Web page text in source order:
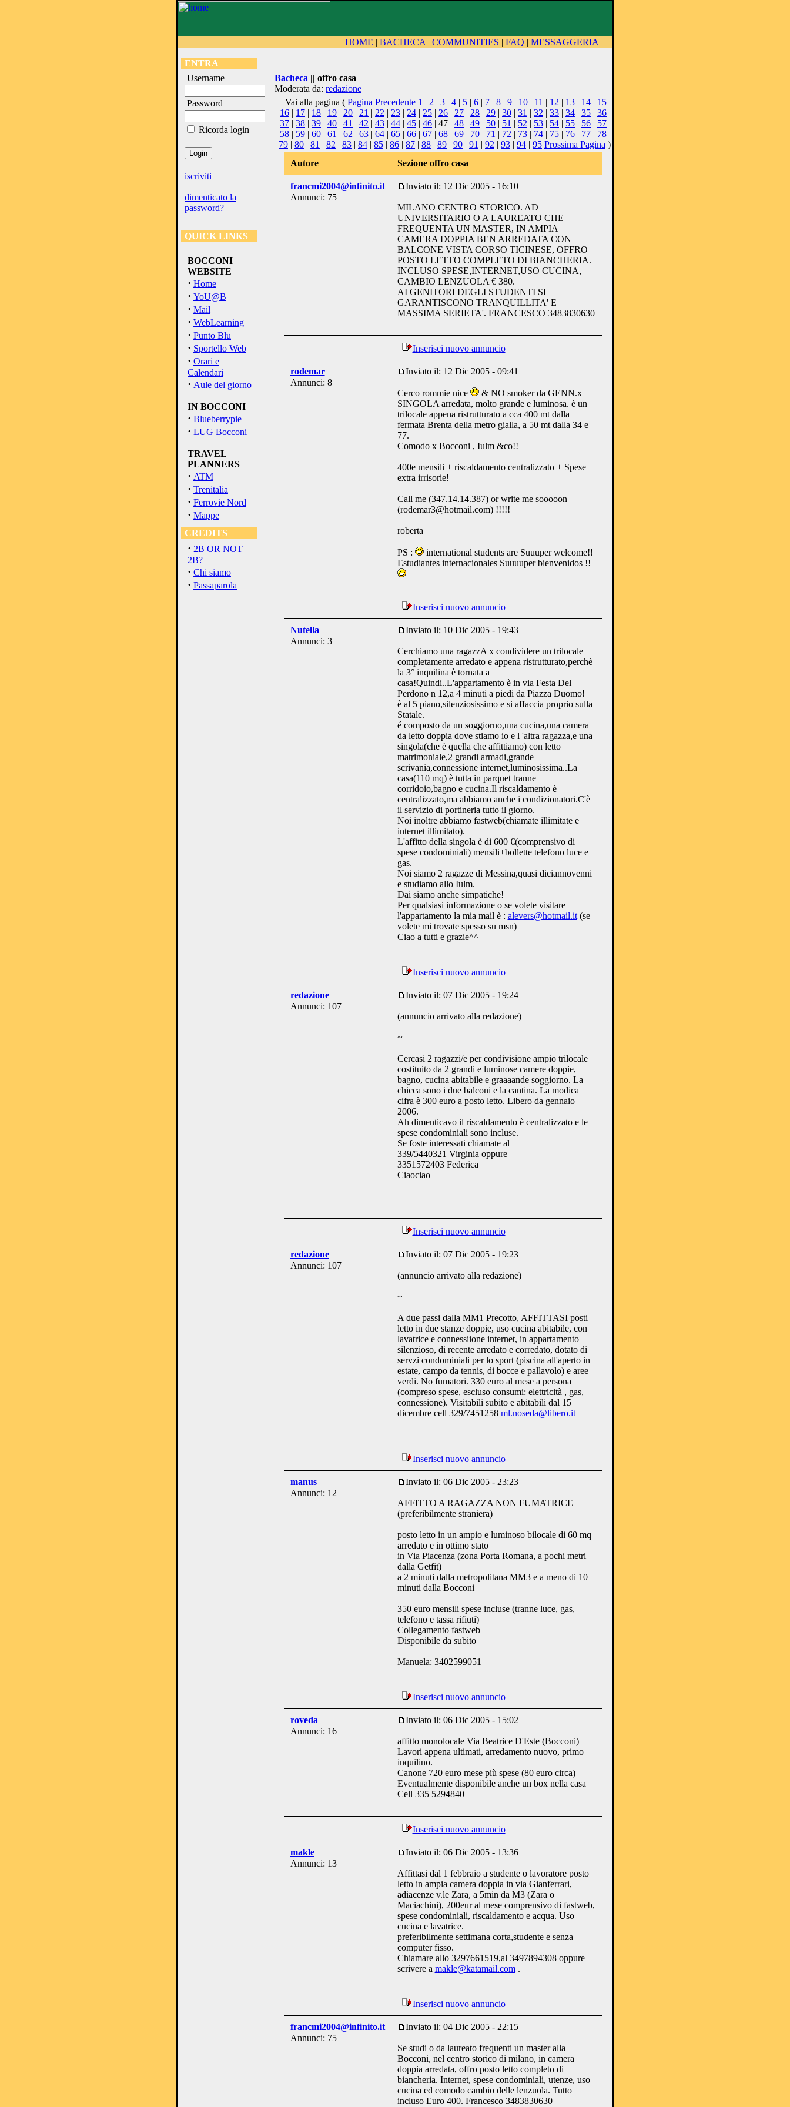
HOME | BACHECA | COMMUNITIES | FAQ | MESSAGGERIA
ENTRA
Username
Password
Ricorda login
iscriviti
dimenticato la
password?
QUICK LINKS
BOCCONI
WEBSITE
· Home
· YoU@B
· Mail
· WebLearning
· Punto Blu
· Sportello Web
· Orari e
Calendari
· Aule del giorno
IN BOCCONI
· Blueberrypie
· LUG Bocconi
TRAVEL
PLANNERS
· ATM
· Trenitalia
· Ferrovie Nord
· Mappe
CREDITS
· 2B OR NOT
2B?
· Chi siamo
· Passaparola
Bacheca || offro casa
Moderata da: redazione
Vai alla pagina ( Pagina Precedente 1 | 2 | 3 | 4 | 5 | 6 | 7 | 8 | 9 | 10 | 11 | 12 | 13 | 14 | 15 |
16 | 17 | 18 | 19 | 20 | 21 | 22 | 23 | 24 | 25 | 26 | 27 | 28 | 29 | 30 | 31 | 32 | 33 | 34 | 35 | 36 |
37 | 38 | 39 | 40 | 41 | 42 | 43 | 44 | 45 | 46 | 47 | 48 | 49 | 50 | 51 | 52 | 53 | 54 | 55 | 56 | 57 |
58 | 59 | 60 | 61 | 62 | 63 | 64 | 65 | 66 | 67 | 68 | 69 | 70 | 71 | 72 | 73 | 74 | 75 | 76 | 77 | 78 |
79 | 80 | 81 | 82 | 83 | 84 | 85 | 86 | 87 | 88 | 89 | 90 | 91 | 92 | 93 | 94 | 95 Prossima Pagina )
Autore
Sezione offro casa
francmi2004@infinito.it
Annunci: 75
Inviato il: 12 Dic 2005 - 16:10
MILANO CENTRO STORICO. AD
UNIVERSITARIO O A LAUREATO CHE
FREQUENTA UN MASTER, IN AMPIA
CAMERA DOPPIA BEN ARREDATA CON
BALCONE VISTA CORSO TICINESE, OFFRO
POSTO LETTO COMPLETO DI BIANCHERIA.
INCLUSO SPESE,INTERNET,USO CUCINA,
CAMBIO LENZUOLA € 380.
AI GENITORI DEGLI STUDENTI SI
GARANTISCONO TRANQUILLITA' E
MASSIMA SERIETA'. FRANCESCO 3483830630
Inserisci nuovo annuncio
rodemar
Annunci: 8
Inviato il: 12 Dic 2005 - 09:41
Cerco rommie nice
& NO smoker da GENN.x
SINGOLA arredata, molto grande e luminosa. è un
trilocale appena ristrutturato a cca 400 mt dalla
fermata Brenta della metro gialla, a 50 mt dalla 34 e
77.
Comodo x Bocconi , Iulm &co!!
400e mensili + riscaldamento centralizzato + Spese
extra irrisorie!
Call me (347.14.14.387) or write me sooooon
(rodemar3@hotmail.com) !!!!!
roberta
PS :
international students are Suuuper welcome!!
Estudiantes internacionales Suuuuper bienvenidos !!
Inserisci nuovo annuncio
Nutella
Annunci: 3
Inviato il: 10 Dic 2005 - 19:43
Cerchiamo una ragazzA x condividere un trilocale
completamente arredato e appena ristrutturato,perchè
la 3° inquilina è tornata a
casa!Quindi..L'appartamento è in via Festa Del
Perdono n 12,a 4 minuti a piedi da Piazza Duomo!
è al 5 piano,silenziosissimo e si affaccia proprio sulla
Statale.
é composto da un soggiorno,una cucina,una camera
da letto doppia dove stiamo io e l 'altra ragazza,e una
singola(che è quella che affittiamo) con letto
matrimoniale,2 grandi armadi,grande
scrivania,connessione internet,luminosissima..La
casa(110 mq) è tutta in parquet tranne
corridoio,bagno e cucina.Il riscaldamento è
centralizzato,ma abbiamo anche i condizionatori.C'è
il servizio di portineria tutto il giorno.
Noi inoltre abbiamo fastweb(chiamate illimitate e
internet illimitato).
L'affitto della singola è di 600 €(comprensivo di
spese condominiali) mensili+bollette telefono luce e
gas.
Noi siamo 2 ragazze di Messina,quasi diciannovenni
e studiamo allo Iulm.
Dai siamo anche simpatiche!
Per qualsiasi informazione o se volete visitare
l'appartamento la mia mail è : alevers@hotmail.it(se
volete mi trovate spesso su msn)
Ciao a tutti e grazie^^
Inserisci nuovo annuncio
redazione
Annunci: 107
Inviato il: 07 Dic 2005 - 19:24
(annuncio arrivato alla redazione)
~
Cercasi 2 ragazzi/e per condivisione ampio trilocale
costituito da 2 grandi e luminose camere doppie,
bagno, cucina abitabile e graaaande soggiorno. La
chicca sono i due balconi e la cantina. La modica
cifra è 300 euro a posto letto. Libero da gennaio
2006.
Ah dimenticavo il riscaldamento è centralizzato e le
spese condominiali sono incluse.
Se foste interessati chiamate al
339/5440321 Virginia oppure
3351572403 Federica
Ciaociao
Inserisci nuovo annuncio
redazione
Annunci: 107
Inviato il: 07 Dic 2005 - 19:23
(annuncio arrivato alla redazione)
~
A due passi dalla MM1 Precotto, AFFITTASI posti
letto in due stanze doppie, uso cucina abitabile, con
lavatrice e connessiione internet, in appartamento
silenzioso, di recente arredato e corredato, dotato di
servzi condominiali per lo sport (piscina all'aperto in
estate, campo da tennis, di bocce e pallavolo) e aree
verdi. No fumatori. 330 euro al mese a persona
(compreso spese, escluso consumi: elettricità , gas,
connessione). Visitabili subito e abitabili dal 15
dicembre cell 329/7451258 ml.noseda@libero.it
Inserisci nuovo annuncio
manus
Annunci: 12
Inviato il: 06 Dic 2005 - 23:23
AFFITTO A RAGAZZA NON FUMATRICE
(preferibilmente straniera)
posto letto in un ampio e luminoso bilocale di 60 mq
arredato e in ottimo stato
in Via Piacenza (zona Porta Romana, a pochi metri
dalla Getfit)
a 2 minuti dalla metropolitana MM3 e a meno di 10
minuti dalla Bocconi
350 euro mensili spese incluse (tranne luce, gas,
telefono e tassa rifiuti)
Collegamento fastweb
Disponibile da subito
Manuela: 3402599051
Inserisci nuovo annuncio
roveda
Annunci: 16
Inviato il: 06 Dic 2005 - 15:02
affitto monolocale Via Beatrice D'Este (Bocconi)
Lavori appena ultimati, arredamento nuovo, primo
inquilino.
Canone 720 euro mese più spese (80 euro circa)
Eventualmente disponibile anche un box nella casa
Cell 335 5294840
Inserisci nuovo annuncio
makle
Annunci: 13
Inviato il: 06 Dic 2005 - 13:36
Affittasi dal 1 febbraio a studente o lavoratore posto
letto in ampia camera doppia in via Gianferrari,
adiacenze v.le Zara, a 5min da M3 (Zara o
Maciachini), 200eur al mese comprensivo di fastweb,
spese condominiali, riscaldamento e acqua. Uso
cucina e lavatrice.
preferibilmente settimana corta,studente e senza
computer fisso.
Chiamare allo 3297661519,al 3497894308 oppure
scrivere a makle@katamail.com.
Inserisci nuovo annuncio
francmi2004@infinito.it
Annunci: 75
Inviato il: 04 Dic 2005 - 22:15
Se studi o da laureato frequenti un master alla
Bocconi, nel centro storico di milano, in camera
doppia arredata, offro posto letto completo di
biancheria. Internet, spese condominiali, utenze, uso
cucina ed comodo cambio delle lenzuola. Tutto
incluso Euro 400. Francesco 3483830630